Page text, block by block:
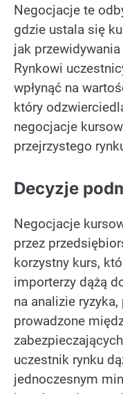
Negocjacje te
gdzie ustala się
jak
Rynkowi
wpłynąć na
który
negocjacje
przejrzystego
Decyzje
Negocjacje
przez
korzystny kurs,
importerzy dążą
na analizie
prowadzone
uczestnik rynku
jednoczesnym